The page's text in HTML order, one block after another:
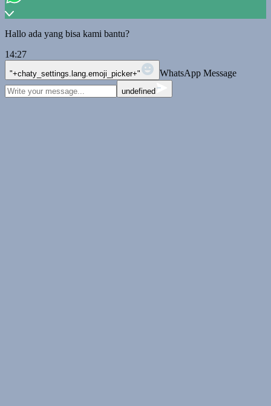
Hallo ada yang bisa kami bantu?
14:27
"+chaty_settings.lang.emoji_picker+" WhatsApp Message
undefined